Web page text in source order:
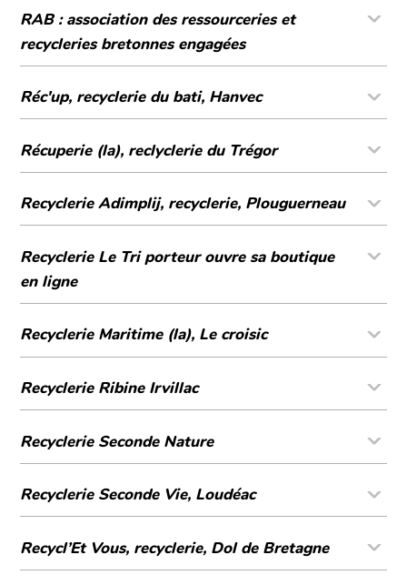
RAB : association des ressourceries et
recycleries bretonnes engagées
Réc'up, recyclerie du bati, Hanvec
Récuperie (la), reclyclerie du Trégor
Recyclerie Adimplij, recyclerie, Plouguerneau
Recyclerie Le Tri porteur ouvre sa boutique
en ligne
Recyclerie Maritime (la), Le croisic
Recyclerie Ribine Irvillac
Recyclerie Seconde Nature
Recyclerie Seconde Vie, Loudéac
Recycl’Et Vous, recyclerie, Dol de Bretagne